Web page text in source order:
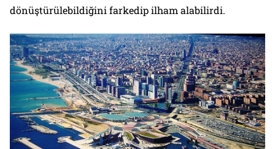
dönüştürülebildiğini farkedip ilham alabilirdi.